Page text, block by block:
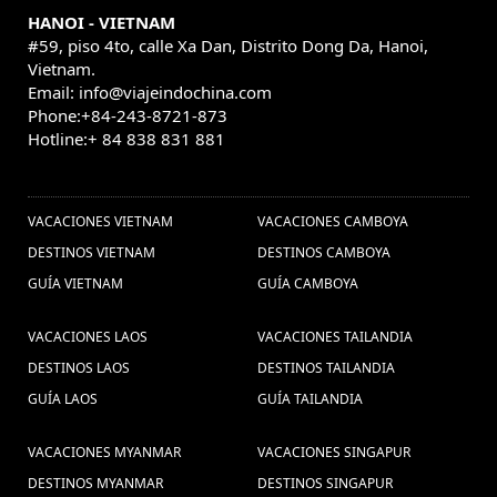
HANOI - VIETNAM
#59, piso 4to, calle Xa Dan, Distrito Dong Da, Hanoi,
Vietnam.
Email: info@viajeindochina.com
Phone:+84-243-8721-873
Hotline:+ 84 838 831 881
VACACIONES VIETNAM
DESTINOS VIETNAM
GUÍA VIETNAM
VACACIONES CAMBOYA
DESTINOS CAMBOYA
GUÍA CAMBOYA
VACACIONES LAOS
DESTINOS LAOS
GUÍA LAOS
VACACIONES TAILANDIA
DESTINOS TAILANDIA
GUÍA TAILANDIA
VACACIONES MYANMAR
DESTINOS MYANMAR
VACACIONES SINGAPUR
DESTINOS SINGAPUR